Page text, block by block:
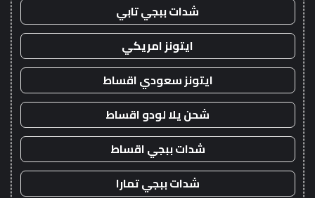
شدات ببجي تابي
ايتونز امريكي
ايتونز سعودي اقساط
شحن يلا لودو اقساط
شدات ببجي اقساط
شدات ببجي تمارا